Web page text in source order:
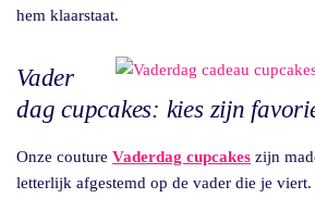
hem klaarstaat.
Vader
dag cupcakes: kies zijn
Onze couture Vaderdag cupcakes zijn
letterlijk afgestemd op de vader die je